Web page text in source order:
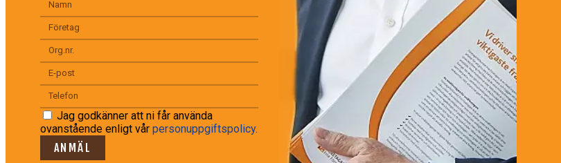
Jag godkänner att ni får använda
ovanstående enligt vår personuppgiftspolicy.
ANMÄL